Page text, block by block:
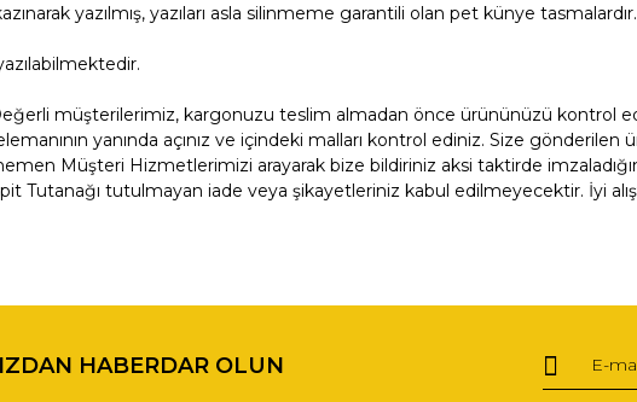
yazılmış, yazıları asla silinmeme garantili olan pet künye tasmalardır.
müşterilerimiz, kargonuzu teslim almadan önce ürününüzü kontrol
yanında açınız ve içindeki malları kontrol ediniz. Size
Müşteri Hizmetlerimizi arayarak bize bildiriniz aksi taktirde
Tutanağı tutulmayan iade veya şikayetleriniz kabul edilmeyecektir. İyi
Yorum Yaz
teşekkür ederiz.
veya görüntülenemiyor.
HABERDAR OLUN